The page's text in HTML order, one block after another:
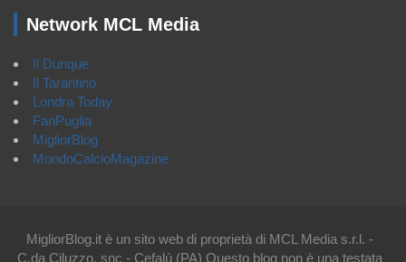
Network MCL Media
Il Dunque
Il Tarantino
Londra Today
FanPuglia
MigliorBlog
MondoCalcioMagazine
MigliorBlog.it è un sito web di proprietà di MCL Media s.r.l. -
C.da Ciluzzo, snc - Cefalù (PA) Questo blog non è una testata